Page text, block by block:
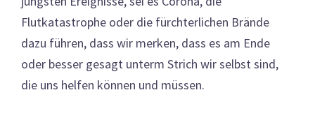
Flutkatastrophe oder die fürchterlichen Brände
dazu führen, dass wir merken, dass es am Ende
oder besser gesagt unterm Strich wir selbst sind,
die uns helfen können und müssen.